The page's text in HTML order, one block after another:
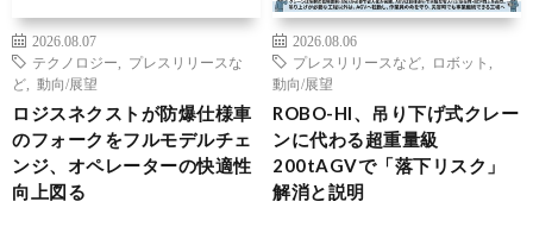
2026.08.07
テクノロジー
プレスリリースな
ど
動向/展望
ロジスネクストが防爆仕様車
のフォークをフルモデルチェ
ンジ、オペレーターの快適性
向上図る
2026.08.06
プレスリリースなど
ロボット
動向/展望
ROBO-HI、吊り下げ式クレー
ンに代わる超重量級
200tAGVで「落下リスク」
解消と説明